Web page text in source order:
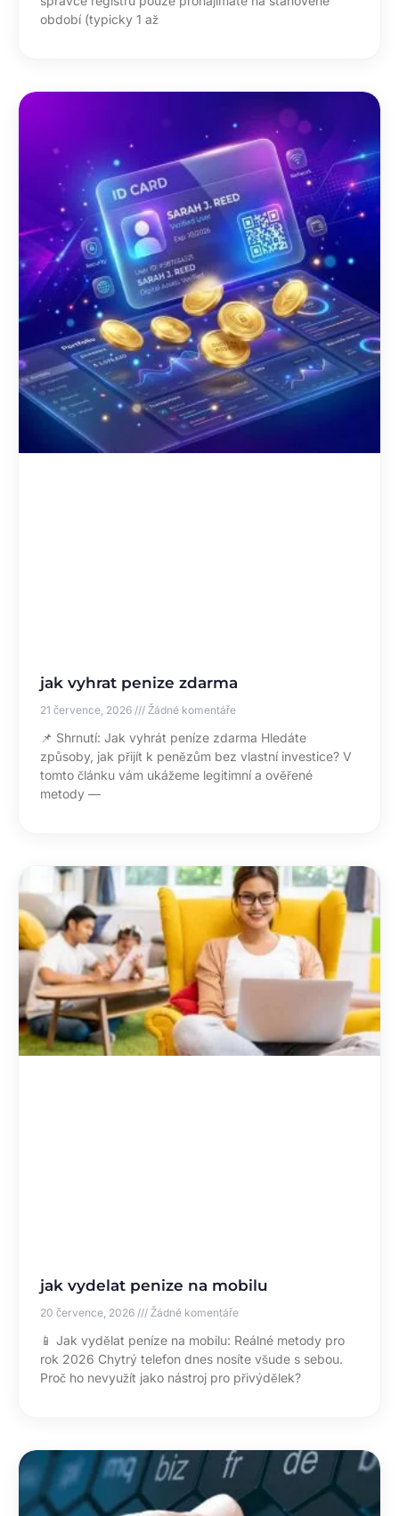
období (typicky 1 až
jak vyhrat penize zdarma
21 července, 2026 Žádné komentáře
📌 Shrnutí: Jak vyhrát peníze zdarma Hledáte
způsoby, jak přijít k penězům bez vlastní investice? V
tomto článku vám ukážeme legitimní a ověřené
metody —
jak vydelat penize na mobilu
20 července, 2026 Žádné komentáře
📱 Jak vydělat peníze na mobilu: Reálné metody pro
rok 2026 Chytrý telefon dnes nosíte všude s sebou.
Proč ho nevyužít jako nástroj pro přivýdělek?